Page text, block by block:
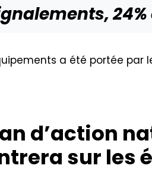
a été portée
d’action
sur les